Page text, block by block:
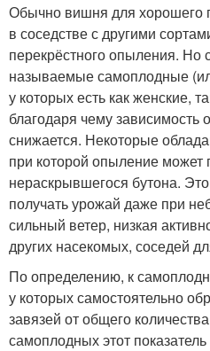
Обычно вишня для хорошего
в соседстве с другими
перекрёстного опыления. Но
называемые самоплодные
у которых есть как женские,
благодаря чему зависимость
снижается. Некоторые
при которой опыление может
нераскрывшегося бутона.
получать урожай даже при
сильный ветер, низкая
других насекомых, соседей
По определению, к
у которых самостоятельно
завязей от общего
самоплодных этот